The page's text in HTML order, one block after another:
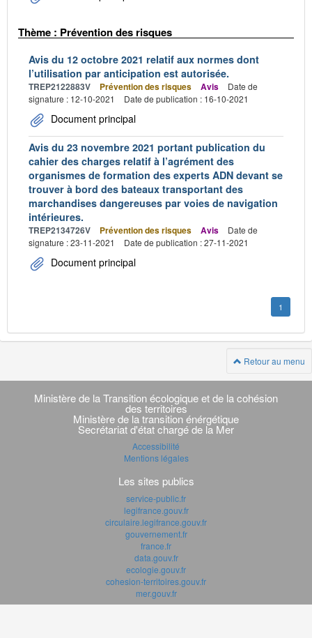
Thème : Prévention des risques
Avis du 12 octobre 2021 relatif aux normes dont
l’utilisation par anticipation est autorisée.
TREP2122883V Prévention des risques Avis
Date de
signature : 12-10-2021
Date de publication : 16-10-2021
Document principal
Avis du 23 novembre 2021 portant publication du
cahier des charges relatif à l’agrément des
organismes de formation des experts ADN devant se
trouver à bord des bateaux transportant des
marchandises dangereuses par voies de navigation
intérieures.
TREP2134726V Prévention des risques Avis
Date de
signature : 23-11-2021
Date de publication : 27-11-2021
Document principal
1
Retour au menu
Navigation
transverse
Ministère de la Transition écologique et de la cohésion
des territoires
Ministère de la transition énérgétique
Secrétariat d'état chargé de la Mer
Accessibilité
Mentions légales
Les sites publics
service-public.fr
legifrance.gouv.fr
circulaire.legifrance.gouv.fr
gouvernement.fr
france.fr
data.gouv.fr
ecologie.gouv.fr
cohesion-territoires.gouv.fr
mer.gouv.fr